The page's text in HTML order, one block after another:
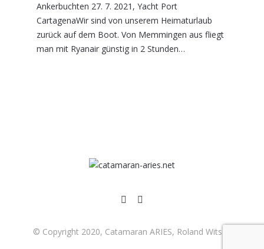
Ankerbuchten 27. 7. 2021, Yacht Port
CartagenaWir sind von unserem Heimaturlaub
zurück auf dem Boot. Von Memmingen aus fliegt
man mit Ryanair günstig in 2 Stunden…
© Copyright 2020, Catamaran ARIES, Roland Witsch